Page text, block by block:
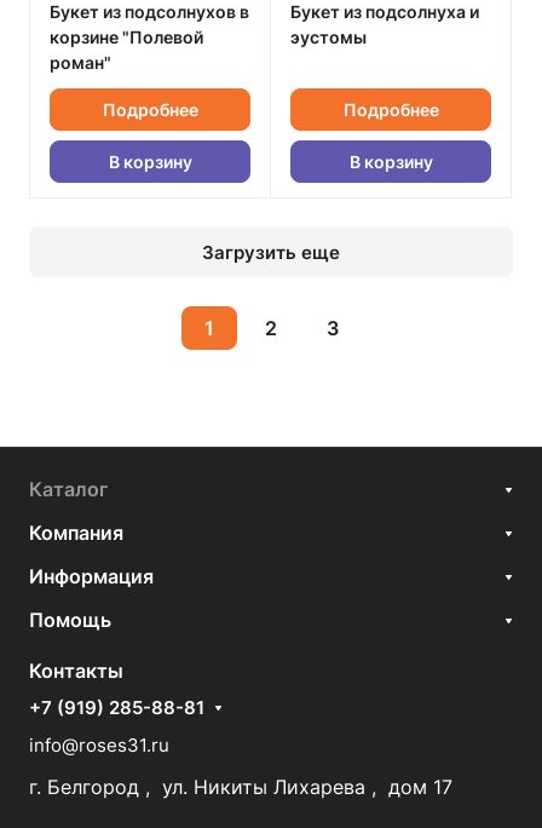
Букет из подсолнухов в
корзине "Полевой
роман"
Подробнее
В корзину
Букет из подсолнуха и
эустомы
Подробнее
В корзину
Загрузить еще
1 2 3
Каталог
Компания
Информация
Помощь
Контакты
+7 (919) 285-88-81
info@roses31.ru
г. Белгород , ул. Никиты Лихарева , дом 17